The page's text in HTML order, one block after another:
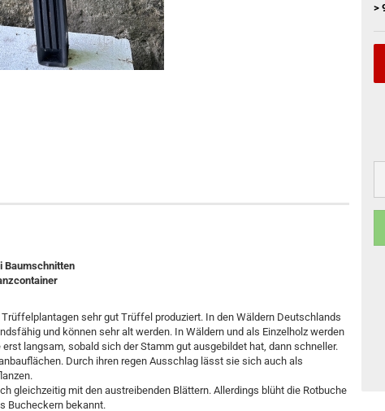
>
Baumschnitten
sehr gut Trüffel produziert. In den Wäldern Deutschlands
und können sehr alt werden. In Wäldern und als Einzelholz werden
langsam, sobald sich der Stamm gut ausgebildet hat, dann schneller.
Durch ihren regen Ausschlag lässt sie sich auch als
gleichzeitig mit den austreibenden Blättern. Allerdings blüht die Rotbuche
Bucheckern bekannt.